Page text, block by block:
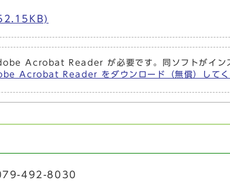
Acrobat Reader が必要です。同ソフトがイン
Acrobat Reader をダウンロード（無償）してく
492-8030